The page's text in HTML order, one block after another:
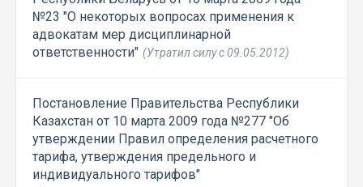
№23 "О некоторых вопросах применения к
адвокатам мер дисциплинарной
ответственности" (Утратил силу с 09.05.2012)
Постановление Правительства Республики
Казахстан от 10 марта 2009 года №277 "Об
утверждении Правил определения расчетного
тарифа, утверждения предельного и
индивидуального тарифов"